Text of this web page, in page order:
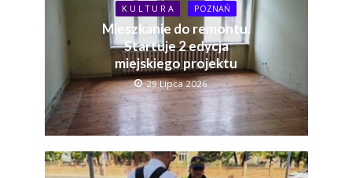
K U L T U R A POZNAŃ
Mieszkanie do remontu.
Startuje 2 edycja
miejskiego projektu
29 Lipca 2026